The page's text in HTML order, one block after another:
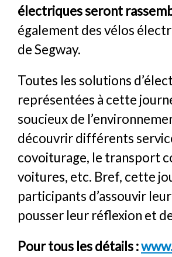
électriques seront
également des vélos
de Segway.
Toutes les solutions
représentées à cette
soucieux de
découvrir différents
covoiturage, le transport
voitures, etc. Bref, cette
participants d’assouvir
pousser leur réflexion et
Pour tous les détails :